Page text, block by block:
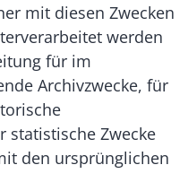
mit diesen Zwecken
werden
für im
Archivzwecke, für
statistische Zwecke
den ursprünglichen